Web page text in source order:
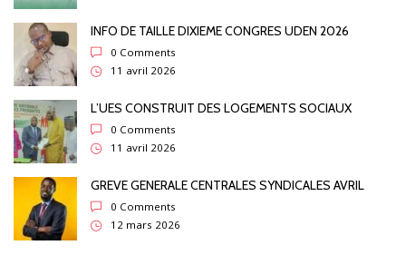
INFO DE TAILLE DIXIEME CONGRES UDEN 2026
0 Comments
11 avril 2026
L’UES CONSTRUIT DES LOGEMENTS SOCIAUX
0 Comments
11 avril 2026
GREVE GENERALE CENTRALES SYNDICALES AVRIL
0 Comments
12 mars 2026